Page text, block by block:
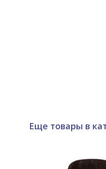
Еще товары в